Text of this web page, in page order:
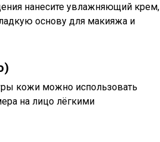
нанесите увлажняющий крем,
основу для макияжа и
кожи можно использовать
на лицо лёгкими